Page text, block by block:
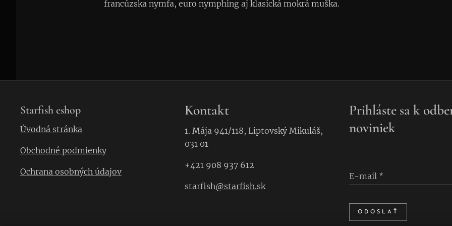
francúzska nymfa, euro nymphing aj klasická mokrá muška.
Starfish eshop
Úvodná stránka
Obchodné podmienky
Ochrana osobných údajov
Kontakt
1. Mája 941/118, Liptovský Mikuláš,
031 01
+421 908 937 612
starfish@starfish.sk
Prihláste sa k
noviniek
E-mail
ODOSLAŤ